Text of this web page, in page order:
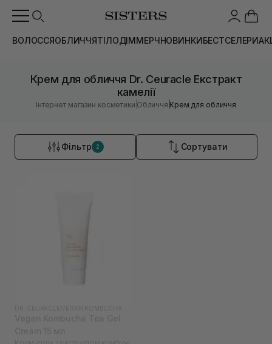
ВОЛОССЯОБЛИЧЧЯТІЛОДІММЕРЧНОВИНКИБЕСТСЕЛЕРИ
Крем для обличчя Dr. Ceuracle Екстракт
камелії
Інтернет магазин косметики |Обличчя |Крем для обличчя
Фільтр 2 Сортувати